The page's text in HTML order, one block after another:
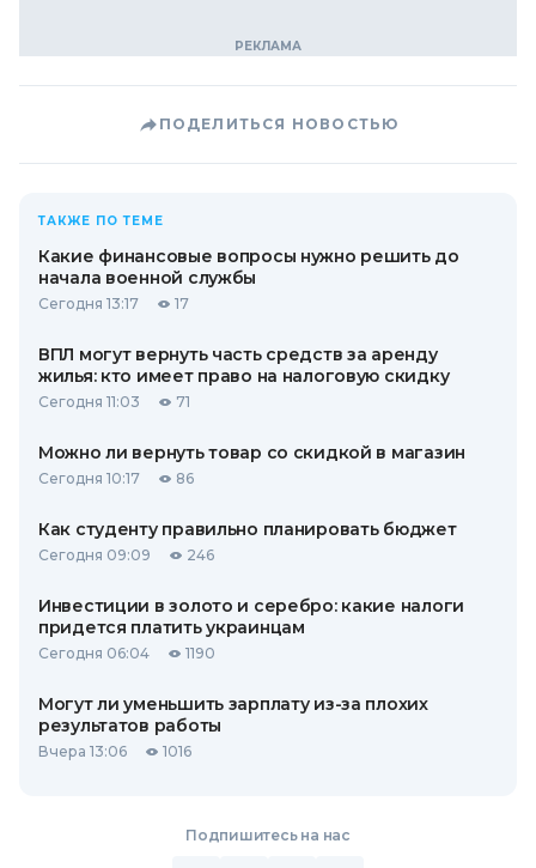
ПОДЕЛИТЬСЯ НОВОСТЬЮ
ТАКЖЕ ПО ТЕМЕ
Какие финансовые вопросы нужно решить до
начала военной службы
Сегодня 13:17 17
ВПЛ могут вернуть часть средств за аренду
жилья: кто имеет право на налоговую скидку
Сегодня 11:03 71
Можно ли вернуть товар со скидкой в ​​магазин
Сегодня 10:17 86
Как студенту правильно планировать бюджет
Сегодня 09:09 246
Инвестиции в золото и серебро: какие налоги
придется платить украинцам
Сегодня 06:04 1190
Могут ли уменьшить зарплату из-за плохих
результатов работы
Вчера 13:06 1016
Подпишитесь на нас